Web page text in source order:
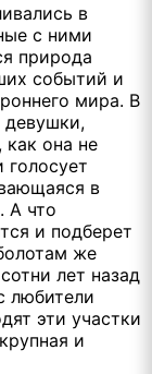
в
с ними
природа
событий и
мира. В
девушки,
как она не
голосует
в
А что
и подберет
же
лет назад
любители
эти участки
и